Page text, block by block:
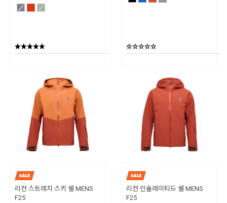
리컨 스트레치 스키 쉘 MENS
F25
리컨 인슐레이티드 쉘 MENS
F25